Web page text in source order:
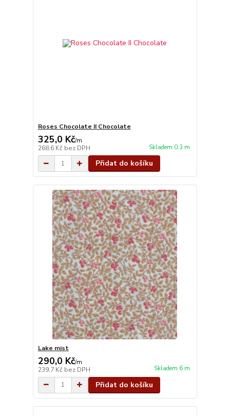
Roses Chocolate II Chocolate
325,0 Kč/m
268,6 Kč bez DPH Skladem 0.3 m
Přidat do košíku
Lake mist
290,0 Kč/m
239,7 Kč bez DPH Skladem 6 m
Přidat do košíku